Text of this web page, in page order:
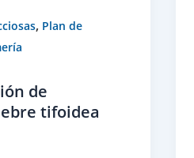
, Plan de
de
tifoidea